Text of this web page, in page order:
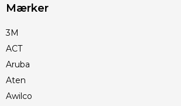
Mærker
3M
ACT
Aruba
Aten
Awilco